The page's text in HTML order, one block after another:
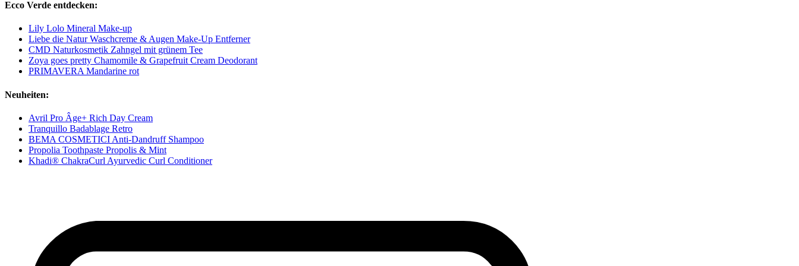
Ecco Verde entdecken:
Lily Lolo Mineral Make-up
Liebe die Natur Waschcreme & Augen Make-Up Entferner
CMD Naturkosmetik Zahngel mit grünem Tee
Zoya goes pretty Chamomile & Grapefruit Cream Deodorant
PRIMAVERA Mandarine rot
Neuheiten:
Avril Pro Âge+ Rich Day Cream
Tranquillo Badablage Retro
BEMA COSMETICI Anti-Dandruff Shampoo
Propolia Toothpaste Propolis & Mint
Khadi® ChakraCurl Ayurvedic Curl Conditioner